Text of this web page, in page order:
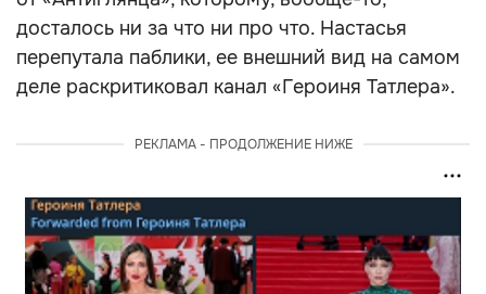
досталось ни за что ни про что. Настасья
перепутала паблики, ее внешний вид на самом
деле раскритиковал канал «Героиня Татлера».
РЕКЛАМА - ПРОДОЛЖЕНИЕ НИЖЕ